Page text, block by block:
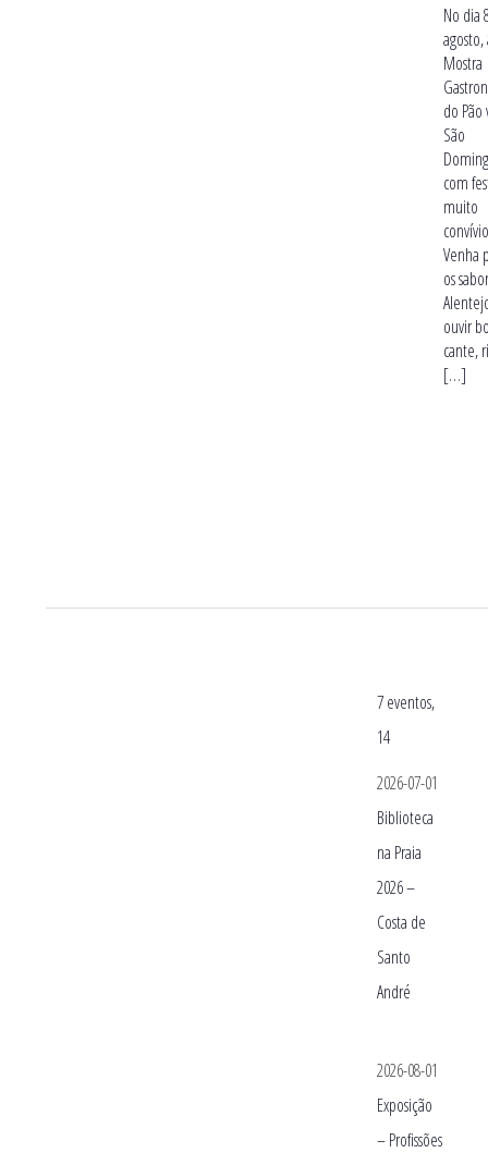
No dia
agosto,
Mostra
do
São
com
muito
Venha
os
ouvir
cante,
[…]
7 eventos,
14
2026-07-01
Biblioteca
na Praia
2026 –
Costa de
Santo
André
2026-08-01
Exposição
– Profissões